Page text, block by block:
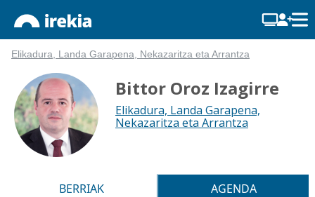
Elikadura, Landa Garapena, Nekazaritza eta Arrantza
Bittor Oroz Izagirre
Elikadura, Landa Garapena,
Nekazaritza eta Arrantza
BERRIAK
AGENDA